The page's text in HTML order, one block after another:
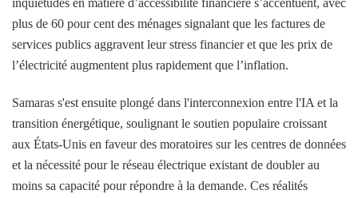
plus de 60 pour cent des ménages signalant que les factures de
services publics aggravent leur stress financier et que les prix de
l’électricité augmentent plus rapidement que l’inflation.
Samaras s'est ensuite plongé dans l'interconnexion entre l'IA et la
transition énergétique, soulignant le soutien populaire croissant
aux États-Unis en faveur des moratoires sur les centres de données
et la nécessité pour le réseau électrique existant de doubler au
moins sa capacité pour répondre à la demande. Ces réalités